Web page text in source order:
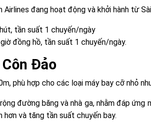
đang hoạt động và khởi hành từ
tần suất 1 chuyến/ngày
đồng hồ, tần suất 1 chuyến/ngày.
Đảo
phù hợp cho các loại máy bay cỡ nhỏ
đường băng và nhà ga, nhằm đáp ứng
và tăng tần suất chuyến bay.